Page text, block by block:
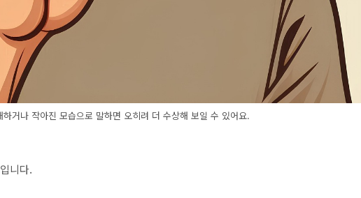
하거나 작아진 모습으로 말하면 오히려 더 수상해 보일 수 있어요.
니다.